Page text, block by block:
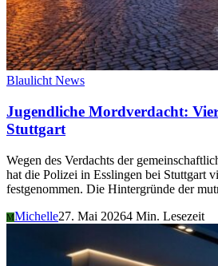
Blaulicht News
Jugendliche Mordverdacht:
Stuttgart
Wegen des Verdachts der
hat die Polizei in Esslingen bei Stuttgart
festgenommen. Die Hintergründe der
MMichelle27. Mai 20264 Min. Lesezeit